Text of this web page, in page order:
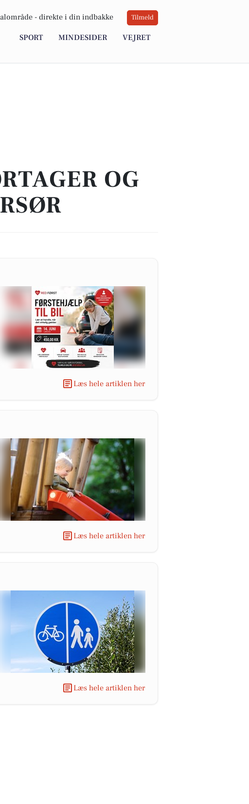
- direkte i din indbakke Tilmeld
SPORT MINDESIDER VEJRET
OG
Læs hele artiklen her
Læs hele artiklen her
Læs hele artiklen her